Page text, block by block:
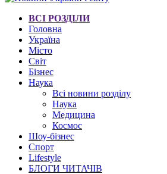
ВСІ РОЗДІЛИ
Головна
Україна
Місто
Світ
Бізнес
Наука
Всі новини розділу
Наука
Медицина
Космос
Шоу-бізнес
Спорт
Lifestyle
БЛОГИ ЧИТАЧІВ